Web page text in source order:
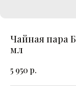
Чайная
мл
5 950 р.